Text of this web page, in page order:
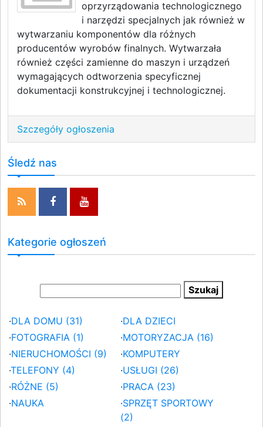
oprzyrządowania technologicznego
i narzędzi specjalnych jak również w
wytwarzaniu komponentów dla różnych
producentów wyrobów finalnych. Wytwarzała
również części zamienne do maszyn i urządzeń
wymagających odtworzenia specyficznej
dokumentacji konstrukcyjnej i technologicznej.
Szczegóły ogłoszenia
Śledź nas
Kategorie ogłoszeń
·DLA DOMU (31) ·DLA DZIECI
·FOTOGRAFIA (1) ·MOTORYZACJA (16)
·NIERUCHOMOŚCI (9) ·KOMPUTERY
·TELEFONY (4) ·USŁUGI (26)
·RÓŻNE (5) ·PRACA (23)
·NAUKA ·SPRZĘT SPORTOWY
(2)